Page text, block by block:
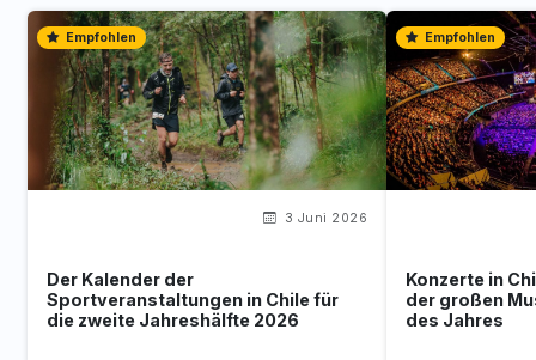
Empfohlen
3 Juni 2026
Der Kalender der
Sportveranstaltungen in Chile für
die zweite Jahreshälfte 2026
Empfohlen
Konzerte in
der großen
des Jahres